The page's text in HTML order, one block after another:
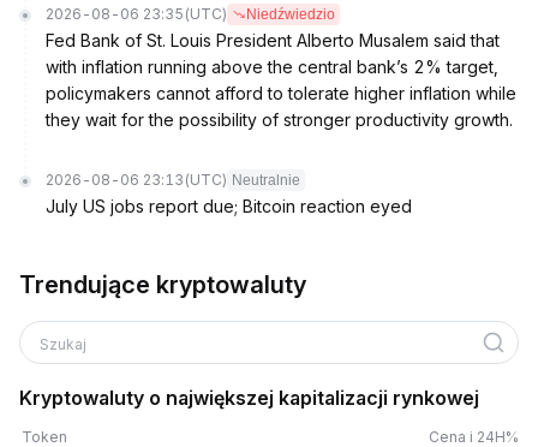
2026-08-06 23:35 (UTC) Niedźwiedzio
Fed Bank of St. Louis President Alberto Musalem said that
with inflation running above the central bank’s 2% target,
policymakers cannot afford to tolerate higher inflation while
they wait for the possibility of stronger productivity growth.
2026-08-06 23:13 (UTC) Neutralnie
July US jobs report due; Bitcoin reaction eyed
Trendujące kryptowaluty
Szukaj
Kryptowaluty o największej kapitalizacji rynkowej
Token Cena i 24H%